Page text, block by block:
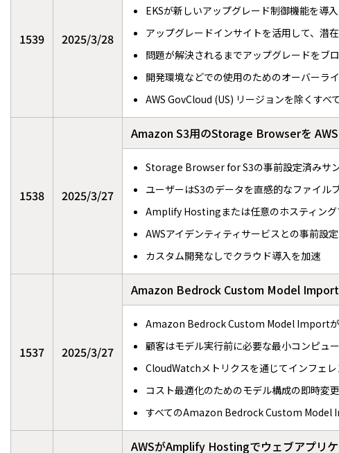
1539 2025/3/28
EKSが新しいアップグレード制御機能を導
アップグレードインサイトを活用して、潜
問題が解決されるまでアップグレードをブ
開発環境などでの使用のためのオーバーラ
AWS GovCloud (US) リージョンを除くすべ
1538 2025/3/27
Amazon S3用のStorage Browserを
Storage Browser for S3の事前設定済みサ
ユーザーはS3のデータを直感的なファイル
Amplify Hostingまたは任意のホスティング
AWSアイデンティティサービスとの事前設
カスタム開発なしでクラウド導入を加速
1537 2025/3/27
Amazon Bedrock Custom Model
Amazon Bedrock Custom Model Importが
顧客はモデル実行前に必要な最小コンピュ
CloudWatchメトリクスを通じてインフェ
コスト最適化のためのモデル構成の即時変
すべてのAmazon Bedrock Custom Model
AWSがAmplify Hostingでウェブアプリ